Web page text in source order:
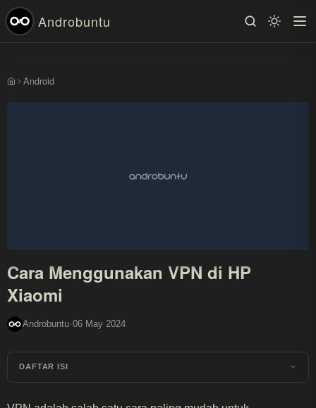
Androbuntu
BerandaAndroid
Cara Menggunakan VPN di HP
Xiaomi
Androbuntu·06 May 2024
DAFTAR ISI